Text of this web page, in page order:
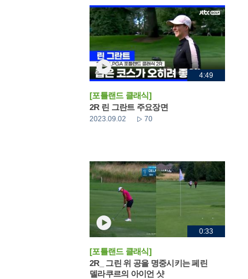
4:49
[포틀랜드 클래식]
2R 린 그란트 주요장면
2023.09.02 70
0:33
[포틀랜드 클래식]
2R_ 그린 위 공을 명중시키는 페린
델라쿠르의 아이언 샷